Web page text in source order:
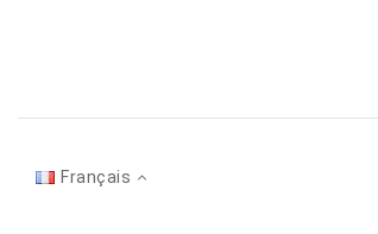
Français